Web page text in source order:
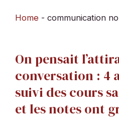
Home - communication
On pensait
conversation : 4
suivi des cours
et les notes ont